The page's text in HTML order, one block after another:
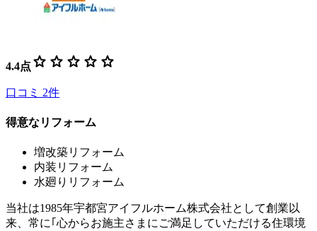
4.4点 star star star star star
口コミ 2件
得意なリフォーム
増改築リフォーム
内装リフォーム
水廻りリフォーム
当社は1985年宇都宮アイフルホーム株式会社として創業以
来、常に｢心からお施主さまにご満足していただける住環境